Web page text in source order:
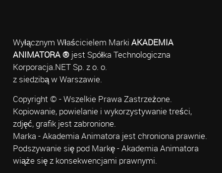
Wyłącznym Właścicielem Marki AKADEMIA
ANIMATORA ®jest Spółka Technologiczna
Korporacja.NET Sp. z o. o.
z siedzibą w Warszawie.
Copyright © - Wszelkie Prawa Zastrzeżone.
Kopiowanie, powielanie i wykorzystywanie treści,
zdjęć, grafik jest zabronione.
Marka - Akademia Animatora jest chroniona prawnie.
Podszywanie się pod Markę - Akademia Animatora
wiąże się z konsekwencjami prawnymi.